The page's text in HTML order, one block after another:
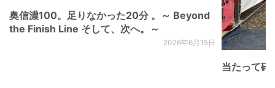
奥信濃100。足りなかった20分 。～ Beyond
the Finish Line そして、次へ。～
2026年6月15日
当たって砕